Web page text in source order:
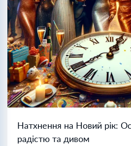
Натхнення на Новий рік:
радістю та дивом